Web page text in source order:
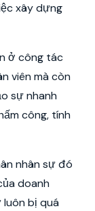
xây dựng
ở công tác
viên mà còn
sự nhanh
công, tính
nhân sự đó
doanh
luôn bị quá